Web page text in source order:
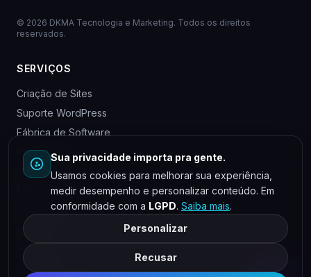
© 2026 DKMA Tecnologia e Marketing. Todos os direitos
reservados.
SERVIÇOS
Criação de Sites
Suporte WordPress
Fábrica de Software
Para Agências
EMPRESA
Quem somos
Blog
Contato
Privacidade
Sua privacidade importa pra gente.
Usamos cookies para melhorar sua experiência,
medir desempenho e personalizar conteúdo. Em
conformidade com a LGPD. Saiba mais.
Personalizar
Recusar